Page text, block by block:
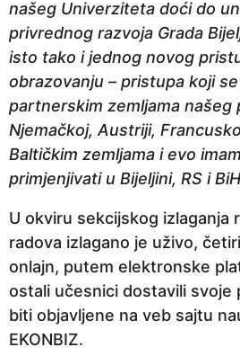
našeg Univerziteta doći do
privrednog razvoja Grada
isto tako i jednog novog
obrazovanju – pristupa koji
partnerskim zemljama našeg
Njemačkoj, Austriji,
Baltičkim zemljama i evo
primjenjivati u Bijeljini, RS i
U okviru sekcijskog izlaganja
radova izlagano je uživo,
onlajn, putem elektronske
ostali učesnici dostavili svoje
biti objavljene na veb sajtu
EKONBIZ.